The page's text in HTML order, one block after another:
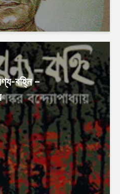
বহ্নি –